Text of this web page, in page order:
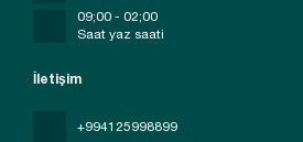
İletişim
+994125998899
09;00 - 02;00
Saat yaz saati